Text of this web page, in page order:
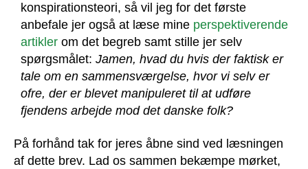
konspirationsteori, så vil jeg for det første
anbefale jer også at læse mine perspektiverende
artikler om det begreb samt stille jer selv
spørgsmålet: Jamen, hvad du hvis der faktisk er
tale om en sammensværgelse, hvor vi selv er
ofre, der er blevet manipuleret til at udføre
fjendens arbejde mod det danske folk?
På forhånd tak for jeres åbne sind ved læsningen
af dette brev. Lad os sammen bekæmpe mørket,